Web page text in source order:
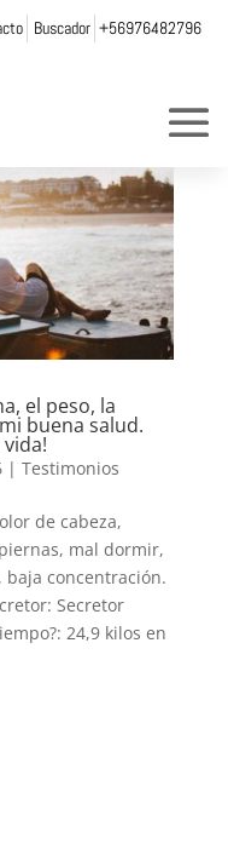
Buscador +56976482796
el peso, la
buena salud.
| Testimonios
de cabeza,
mal dormir,
concentración.
Secretor
24,9 kilos en